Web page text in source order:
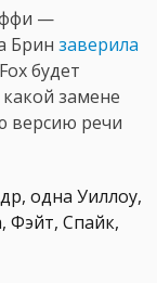
—
Брин заверила
будет
замене
версию речи
одна Уиллоу,
Фэйт, Спайк,